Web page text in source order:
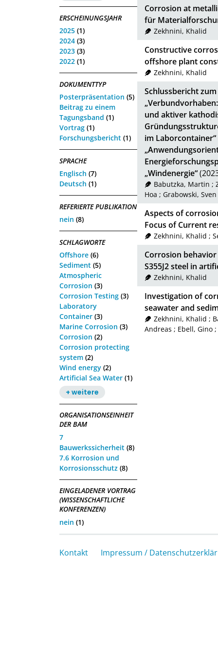
ERSCHEINUNGSJAHR
2025 (1)
2024 (3)
2023 (3)
2022 (1)
DOKUMENTTYP
Posterpräsentation (5)
Beitrag zu einem
Tagungsband (1)
Vortrag (1)
Forschungsbericht (1)
SPRACHE
Englisch (7)
Deutsch (1)
REFERIERTE PUBLIKATION
nein (8)
SCHLAGWORTE
Offshore (6)
Sediment (5)
Atmospheric
Corrosion (3)
Corrosion Testing (3)
Laboratory
Container (3)
Marine Corrosion (3)
Corrosion (2)
Corrosion protecting
system (2)
Wind energy (2)
Artificial Sea Water (1)
+ weitere
ORGANISATIONSEINHEIT
DER BAM
7
Bauwerkssicherheit (8)
7.6 Korrosion und
Korrosionsschutz (8)
EINGELADENER VORTRAG
(WISSENSCHAFTLICHE
KONFERENZEN)
nein (1)
Corrosion at
für
Zekhnini, Khalid
Constructive
offshore plant
Zekhnini, Khalid
Schlussbericht
und aktiver
im
„Windenergie“
Babutzka, Martin ;
Hoa ; Grabowski, Sven
Aspects of
Focus of Current
Zekhnini, Khalid ;
Corrosion
S355J2 steel in
Zekhnini, Khalid
Investigation of
seawater and
Zekhnini, Khalid ;
Andreas ; Ebell, Gino ;
Kontakt Impressum /